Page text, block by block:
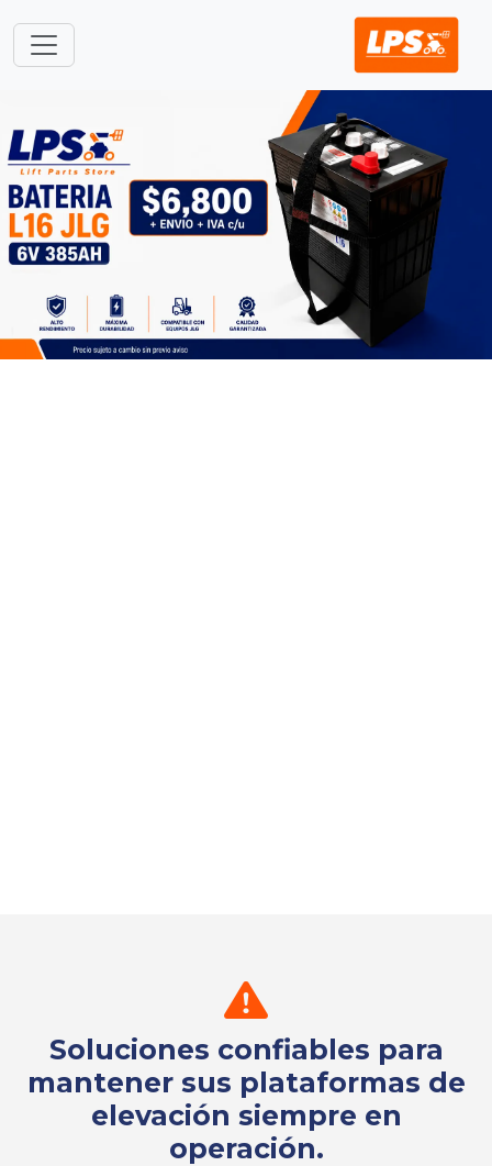
Soluciones confiables para
mantener sus plataformas de
elevación siempre en
operación.